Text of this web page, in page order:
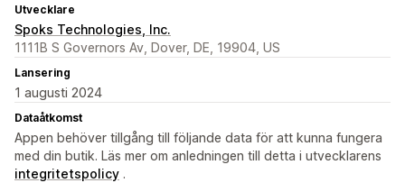
Utvecklare
Spoks Technologies, Inc.
1111B S Governors Av, Dover, DE, 19904, US
Lansering
1 augusti 2024
Dataåtkomst
Appen behöver tillgång till följande data för att kunna fungera
med din butik. Läs mer om anledningen till detta i utvecklarens
integritetspolicy .